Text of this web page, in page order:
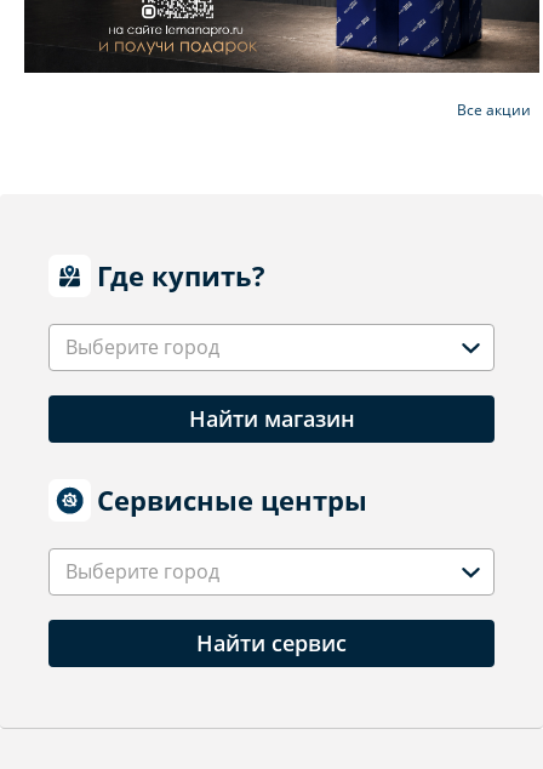
Все акции
Где купить?
Выберите город
Найти магазин
Сервисные центры
Выберите город
Найти сервис